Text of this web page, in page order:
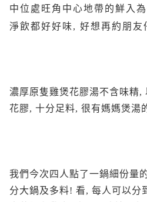
中位處旺角中心地帶的鮮入
淨飲都好好味, 好想再約朋
濃厚原隻雞煲花膠湯不含味精,
花膠, 十分足料, 很有媽媽煲湯
我們今次四人點了一鍋細份量
分大鍋及多料! 看, 每人可以分